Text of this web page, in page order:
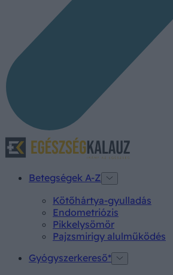
Betegségek A-Z
Kötőhártya-gyulladás
Endometriózis
Pikkelysömör
Pajzsmirigy alulműködés
Gyógyszerkereső*